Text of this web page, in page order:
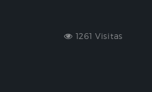
1261 Visitas